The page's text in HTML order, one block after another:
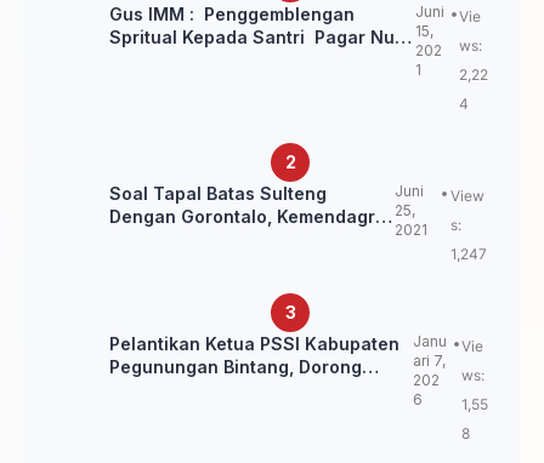
Gus IMM : Penggemblengan
Spritual Kepada Santri Pagar Nusa
Juni
15,
202
1
Vie
ws:
2,22
4
Soal Tapal Batas Sulteng
Dengan Gorontalo, Kemendagri:
Juni
25,
2021
View
s:
1,247
Pelantikan Ketua PSSI Kabupaten
Pegunungan Bintang, Dorong
Janu
ari 7,
202
6
Vie
ws:
1,55
8